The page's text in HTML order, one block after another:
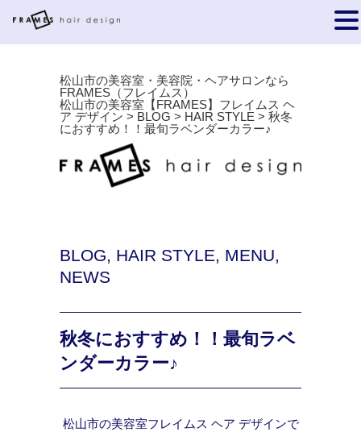
松山市の美容室・美容院・ヘアサロンなら
FRAMES（フレイムス）
松山市の美容室【FRAMES】フレイムス ヘ
ア デザイン > BLOG > HAIR STYLE > 秋冬
におすすめ！！最旬ラベンダーカラー♪
BLOG, HAIR STYLE, MENU,
NEWS
秋冬におすすめ！！最旬ラベ
ンダーカラー♪
松山市の美容室フレイムス ヘア デザインで